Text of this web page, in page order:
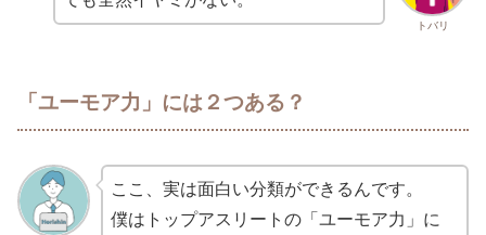
トバリ
「ユーモア力」には２つある？
ここ、実は面白い分類ができるんです。
僕はトップアスリートの「ユーモア力」に